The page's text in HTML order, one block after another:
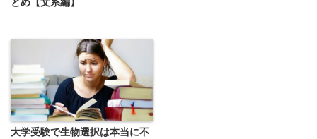
大学受験で生物選択は本当に不